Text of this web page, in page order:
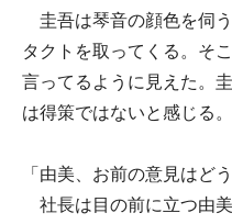
圭吾は琴音の顔色を伺
タクトを取ってくる。そ
言ってるように見えた。
は得策ではないと感じる。
「由美、お前の意見はどう
社長は目の前に立つ由